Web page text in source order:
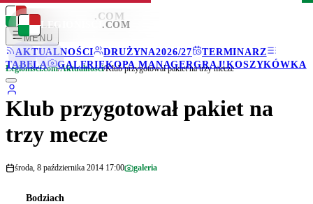
LEGIONISCI .COM
MENU
AKTUALNOŚCI
DRUŻYNA2026/27
TERMINARZ
TABELA
GALERIEKOPA MANAGERGRAJ!KOSZYKÓWKA
LEGIONISCI .COM
Legionisci.com/Aktualności/Klub przygotował pakiet na trzy mecze
Klub przygotował pakiet na
trzy mecze
środa, 8 października 2014 17:00 galeria
Bodziach